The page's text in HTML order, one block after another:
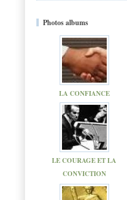
Photos albums
LA CONFIANCE
LE COURAGE ET LA
CONVICTION